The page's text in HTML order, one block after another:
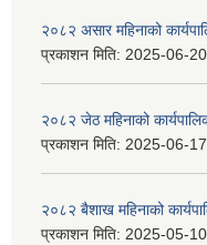
२०८२ असार महिनाको
प्रकाशन मिति: 2025-06-20
२०८२ जेठ महिनाको
प्रकाशन मिति: 2025-06-17
२०८२ बैशाख महिनाको
प्रकाशन मिति: 2025-05-10